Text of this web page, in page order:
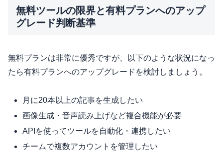
無料ツールの限界と有料プランへのアップ
グレード判断基準
無料プランは非常に優秀ですが、以下のような状況になっ
たら有料プランへのアップグレードを検討しましょう。
月に20本以上の記事を生成したい
画像生成・音声読み上げなど複合機能が必要
APIを使ってツールを自動化・連携したい
チームで複数アカウントを管理したい